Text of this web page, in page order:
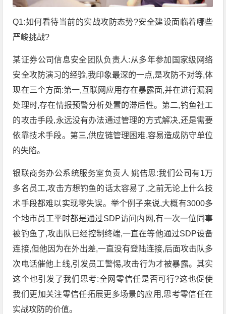
Q1:如何看待当前的实战攻防态势?安全建设面临着哪些
严峻挑战?
某证券公司信息安全团队负责人:从多年参加国家级网络
安全攻防演习的经验,我印象最深的一点,是攻防不对等,体
现在三个方面:第一,互联网应用存在暴露面,并在进行漏洞
处理时,存在情报预警分析处置的滞后性。第二,钓鱼社工
的攻击手段,永远没有办法通过管理的方式解决,还是需要
依靠技术手段。第三,供应链管理困难,容易造成防守单位
的失陷。
银联商务办公系统服务室负责人 姚佶思:我们公司有1万
多名员工,攻击方想钓鱼的话太容易了,之前无论上什么技
术手段都难以实现零失误。举个例子来说,大概有3000多
个地市员工平时都是通过SDP访问内网,有一次一位同事
被钓鱼了,攻击队已经控制终端,一直在等他通过SDP设备
连接,但他因为在外出差,一直没有登陆连接,后面攻击队多
次电话催他上线,引发员工警惕,攻击行为才被暴露。其实
这个也引发了我们思考:全网零信任是否可行?这也促使
我们更加关注零信任拓展更多场景的应用,思考零信任在
实战攻防的价值。